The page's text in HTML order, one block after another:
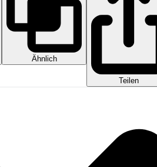
Ähnlich
Teilen